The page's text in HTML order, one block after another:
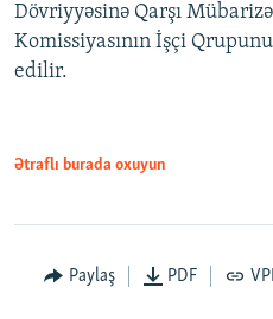
Dövriyyəsinə Qarşı
Komissiyasının İşçi
edilir.
Ətraflı burada oxuyun
Paylaş PDF